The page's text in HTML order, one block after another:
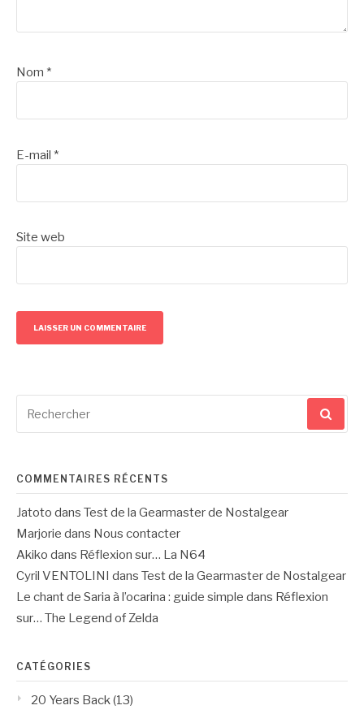
Nom *
E-mail *
Site web
pour
COMMENTAIRES RÉCENTS
Jatoto dans Test de la Gearmaster de Nostalgear
Marjorie dans Nous contacter
Akiko dans Réflexion sur… La N64
Cyril VENTOLINI
dans Test de la Gearmaster de Nostalgear
Le chant de Saria à l’ocarina : guide simple dans Réflexion
sur… The Legend of Zelda
CATÉGORIES
20 Years Back(13)